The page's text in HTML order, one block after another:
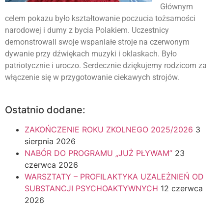
Głównym
celem pokazu było kształtowanie poczucia tożsamości
narodowej i dumy z bycia Polakiem. Uczestnicy
demonstrowali swoje wspaniałe stroje na czerwonym
dywanie przy dźwiękach muzyki i oklaskach. Było
patriotycznie i uroczo. Serdecznie dziękujemy rodzicom za
włączenie się w przygotowanie ciekawych strojów.
Ostatnio dodane:
ZAKOŃCZENIE ROKU ZKOLNEGO 2025/2026 3
sierpnia 2026
NABÓR DO PROGRAMU „JUŻ PŁYWAM” 23
czerwca 2026
WARSZTATY – PROFILAKTYKA UZALEŻNIEŃ OD
SUBSTANCJI PSYCHOAKTYWNYCH 12 czerwca
2026